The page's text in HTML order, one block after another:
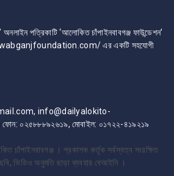
অনলাইন পত্রিকাটি ‘আলোকিত চাঁপাইনবাবগঞ্জ ফাউন্ডেশন’
এর একটি সহযোগী
info@dailyalokito-
০২৫৮৮৮৯২৬১৯, মোবাইল: ০১৭২২-৪১৯২১৯
চাঁপাইনবাবগঞ্জ । প্রকাশক কর্তৃক সর্বস্বত্ব সংরক্ষিত
ভিডিও অনুমতি ছাড়া ব্যবহার বেআইনি ।